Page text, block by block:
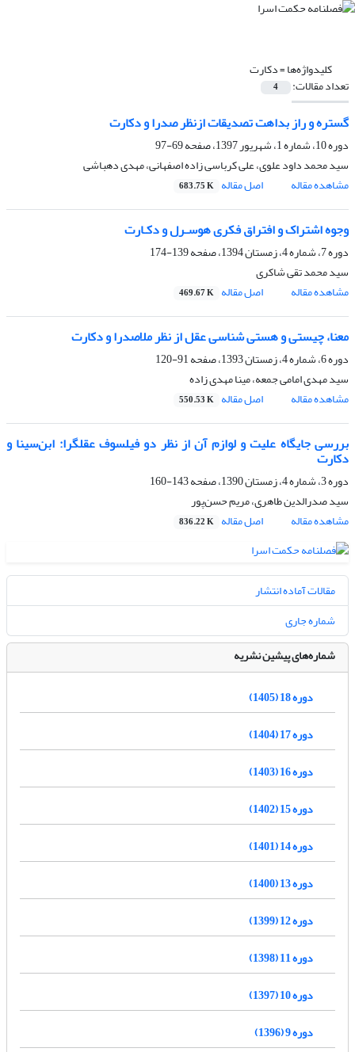
کلیدواژه‌ها =دکارت
تعداد مقالات: 4
گستره و راز بداهت تصدیقات ازنظر صدرا و دکارت
دوره 10، شماره 1، شهریور 1397، صفحه
69-97
سید محمد داود علوی، علی کرباسی زاده اصفهانی، مهدی دهباشی
مشاهده مقاله
اصل مقاله 683.75 K
وجوه اشتراک و افتراق فکری هوسـرل و دکـارت
دوره 7، شماره 4، زمستان 1394، صفحه
139-174
سید محمد تقی شاکری
مشاهده مقاله
اصل مقاله 469.67 K
معنا، چیستی و هستی شناسی عقل از نظر ملاصدرا و دکارت
دوره 6، شماره 4، زمستان 1393، صفحه
91-120
سید مهدی امامی جمعه، مینا مهدی زاده
مشاهده مقاله
اصل مقاله 550.53 K
بررسی جایگاه علیت و لوازم آن از نظر دو فیلسوف عقلگرا: ابن‌سینا و
دکارت
دوره 3، شماره 4، زمستان 1390، صفحه
143-160
سید صدرالدین طاهری، مریم حسن‌پور
مشاهده مقاله
اصل مقاله 836.22 K
مقالات آماده انتشار
شماره جاری
شماره‌های پیشین نشریه
دوره 18 (1405)
دوره 17 (1404)
دوره 16 (1403)
دوره 15 (1402)
دوره 14 (1401)
دوره 13 (1400)
دوره 12 (1399)
دوره 11 (1398)
دوره 10 (1397)
دوره 9 (1396)